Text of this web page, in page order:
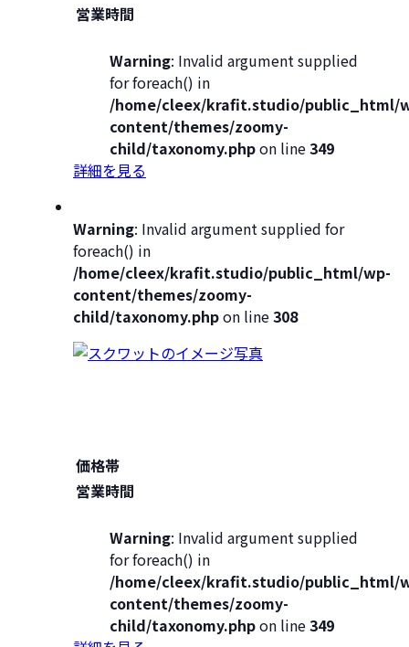
営業時間
Warning: Invalid argument supplied
for foreach() in
/home/cleex/krafit.studio/public_html/
content/themes/zoomy-
child/taxonomy.phpon line349
詳細を見る
Warning: Invalid argument supplied for
foreach() in
/home/cleex/krafit.studio/public_html/wp-
content/themes/zoomy-
child/taxonomy.phpon line308
価格帯
営業時間
Warning: Invalid argument supplied
for foreach() in
/home/cleex/krafit.studio/public_html/
content/themes/zoomy-
child/taxonomy.phpon line349